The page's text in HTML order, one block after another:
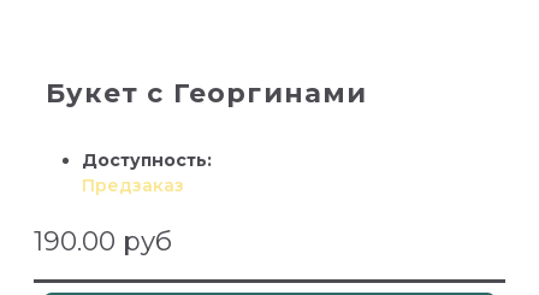
Букет с Георгинами
190.00 руб
Доступность:
Предзаказ